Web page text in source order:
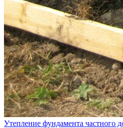
Утепление фундамента частного